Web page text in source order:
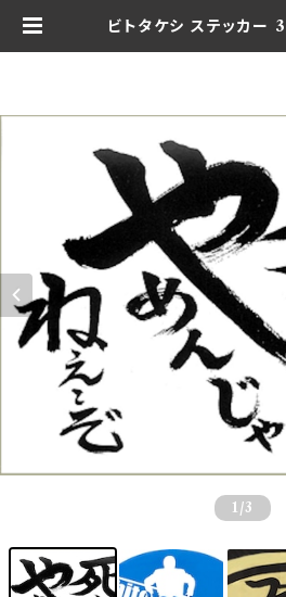
ビトタケシ ステッカー
1 /3